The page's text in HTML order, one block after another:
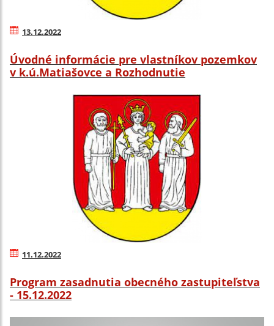
13.12.2022
Úvodné informácie pre vlastníkov pozemkov
v k.ú.Matiašovce a Rozhodnutie
11.12.2022
Program zasadnutia obecného zastupiteľstva
- 15.12.2022